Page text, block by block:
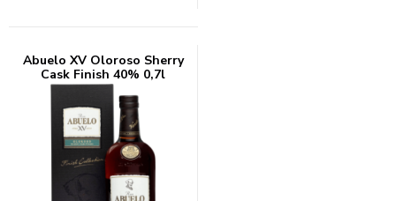
Abuelo XV Oloroso Sherry
Cask Finish 40% 0,7l